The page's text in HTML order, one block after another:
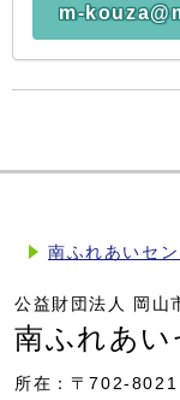
m-
南ふれあいセ
公益財団法人 岡山
南ふれあい
所在：〒702-